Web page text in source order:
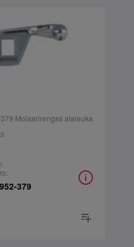
Molaarirengas alaleuka
379